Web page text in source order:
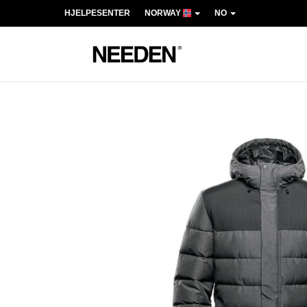
HJELPESENTER NORWAY NO
Previous
Next